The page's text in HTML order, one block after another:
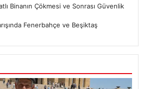
Binanın Çökmesi ve Sonrası Güvenlik
Fenerbahçe ve Beşiktaş